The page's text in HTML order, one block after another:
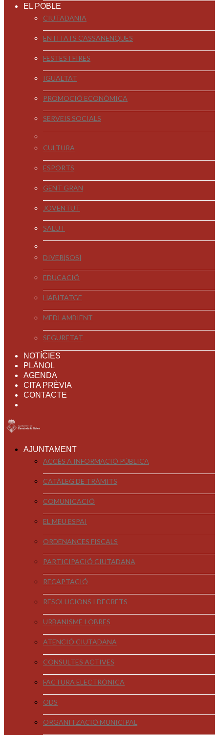
EL POBLE
CIUTADANIA
ENTITATS CASSANENQUES
FESTES I FIRES
IGUALTAT
PROMOCIÓ ECONÒMICA
SERVEIS SOCIALS
CULTURA
ESPORTS
GENT GRAN
JOVENTUT
SALUT
DIVER[SOS]
EDUCACIÓ
HABITATGE
MEDI AMBIENT
SEGURETAT
NOTÍCIES
PLÀNOL
AGENDA
CITA PRÈVIA
CONTACTE
AJUNTAMENT
ACCÉS A INFORMACIÓ PÚBLICA
CATÀLEG DE TRÀMITS
COMUNICACIÓ
EL MEU ESPAI
ORDENANCES FISCALS
PARTICIPACIÓ CIUTADANA
RECAPTACIÓ
RESOLUCIONS I DECRETS
URBANISME I OBRES
ATENCIÓ CIUTADANA
CONSULTES ACTIVES
FACTURA ELECTRÒNICA
ODS
ORGANITZACIÓ MUNICIPAL